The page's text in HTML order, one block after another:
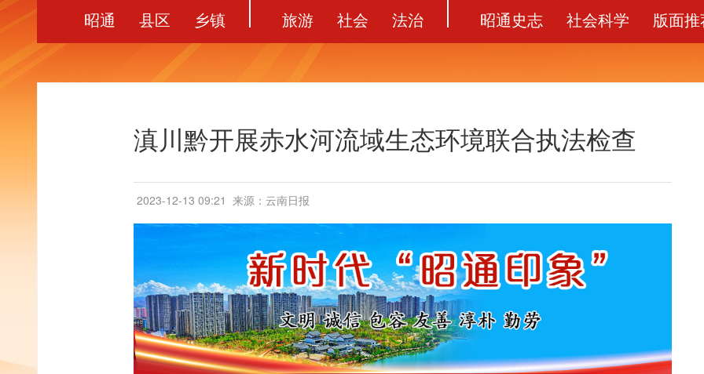
昭通
县区 乡镇
旅游
社会 法治
昭通史志
社会科学 版面
滇川黔开展赤水河流域生态环境联合执法检查
2023-12-13 09:21 来源：云南日报